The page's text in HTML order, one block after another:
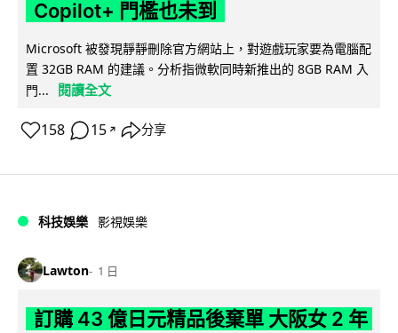
Copilot+ 門檻也未到
Microsoft 被發現靜靜刪除官方網站上，對遊戲玩家要為電腦配
置 32GB RAM 的建議。分析指微軟同時新推出的 8GB RAM 入
門...
閱讀全文
158 15 ↗ 分享
科技娛樂 影視娛樂
Lawton 1 日
訂購 43 億日元精品後棄單 大阪女 2 年